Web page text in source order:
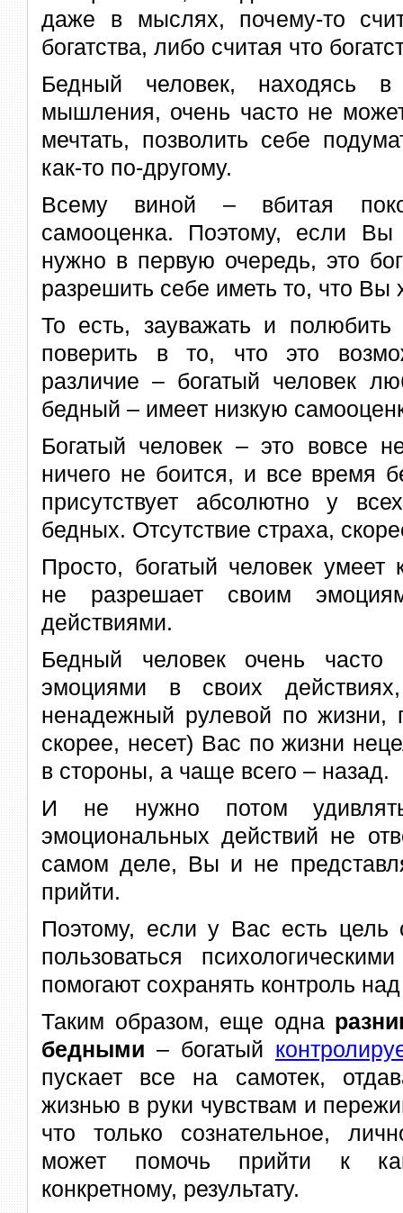
даже в мыслях, почему-то
богатства, либо считая что
Бедный человек, находясь в
мышления, очень часто не
мечтать, позволить себе
как-то по-другому.
Всему виной – вбитая
самооценка. Поэтому, если Вы
нужно в первую очередь, это
разрешить себе иметь то, что Вы
То есть, зауважать и
поверить в то, что это
различие – богатый человек
бедный – имеет низкую
Богатый человек – это вовсе
ничего не боится, и все время
присутствует абсолютно у
бедных. Отсутствие страха,
Просто, богатый человек умеет
не разрешает своим
действиями.
Бедный человек очень часто
эмоциями в своих
ненадежный рулевой по жизни,
скорее, несет) Вас по жизни
в стороны, а чаще всего – назад.
И не нужно потом
эмоциональных действий не
самом деле, Вы и не
прийти.
Поэтому, если у Вас есть цель
пользоваться
помогают сохранять контроль
Таким образом, еще одна
бедными – богатый
пускает все на самотек,
жизнью в руки чувствам и
что только сознательное,
может помочь прийти к
конкретному, результату.